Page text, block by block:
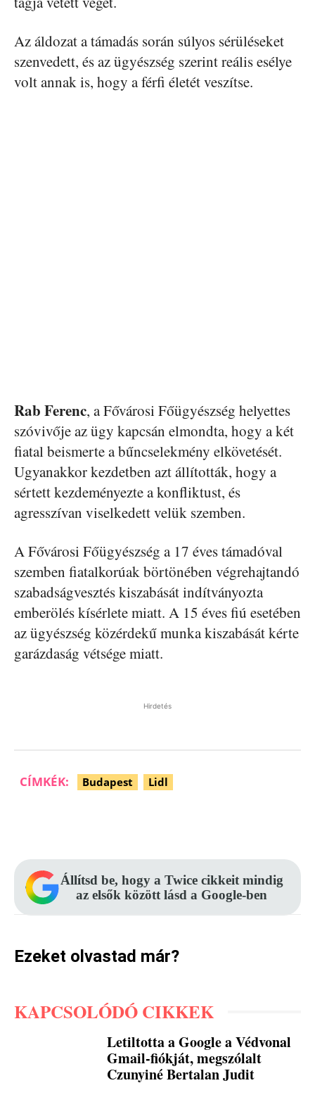
Az áldozat a támadás során súlyos sérüléseket
szenvedett, és az ügyészség szerint reális esélye
volt annak is, hogy a férfi életét veszítse.
Rab Ferenc, a Fővárosi Főügyészség helyettes
szóvivője az ügy kapcsán elmondta, hogy a két
fiatal beismerte a bűncselekmény elkövetését.
Ugyanakkor kezdetben azt állították, hogy a
sértett kezdeményezte a konfliktust, és
agresszívan viselkedett velük szemben.
A Fővárosi Főügyészség a 17 éves támadóval
szemben fiatalkorúak börtönében végrehajtandó
szabadságvesztés kiszabását indítványozta
emberölés kísérlete miatt. A 15 éves fiú esetében
az ügyészség közérdekű munka kiszabását kérte
garázdaság vétsége miatt.
Hirdetés
CÍMKÉK: Budapest Lidl
Állítsd be, hogy a Twice cikkeit mindig
az elsők között lásd a Google-ben
Ezeket olvastad már?
KAPCSOLÓDÓ CIKKEK
Letiltotta a Google a Védvonal
Gmail-fiókját, megszólalt
Czunyiné Bertalan Judit